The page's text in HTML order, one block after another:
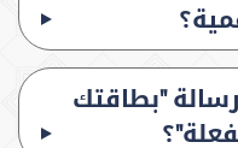
"بطاقتك